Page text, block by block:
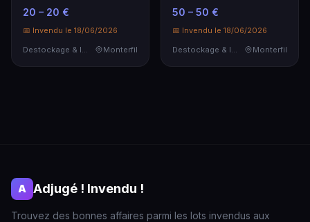
Pratique et efficace
20 – 20 €
📅 Invendu le 18/06/2026
Destockage & Invendus
Monterfil
DATACOL - Lot
polyvalent
50 – 50 €
📅 Invendu le 18/06/2026
Destockage & Invendus
Monterfil
A Adjugé ! Invendu !
Trouvez des bonnes affaires parmi les lots invendus aux